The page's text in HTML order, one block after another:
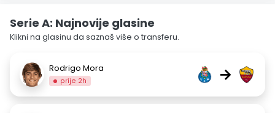
Serie A: Najnovije glasine
Klikni na glasinu da saznaš više o transferu.
Rodrigo Mora
prije 2h →